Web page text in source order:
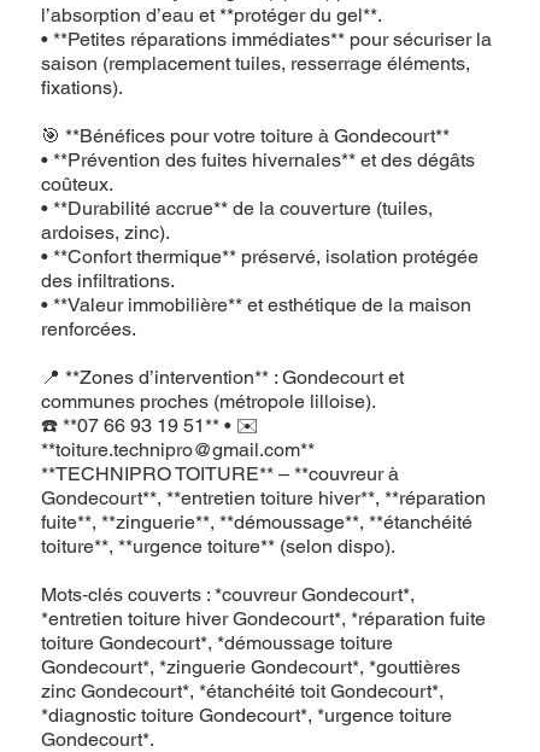
l’absorption d’eau et **protéger du gel**.
• **Petites réparations immédiates** pour sécuriser la
saison (remplacement tuiles, resserrage éléments,
fixations).
🎯 **Bénéfices pour votre toiture à Gondecourt**
• **Prévention des fuites hivernales** et des dégâts
coûteux.
• **Durabilité accrue** de la couverture (tuiles,
ardoises, zinc).
• **Confort thermique** préservé, isolation protégée
des infiltrations.
• **Valeur immobilière** et esthétique de la maison
renforcées.
📍 **Zones d’intervention** : Gondecourt et
communes proches (métropole lilloise).
☎️ **07 66 93 19 51** • ✉️
**toiture.technipro@gmail.com**
**TECHNIPRO TOITURE** – **couvreur à
Gondecourt**, **entretien toiture hiver**, **réparation
fuite**, **zinguerie**, **démoussage**, **étanchéité
toiture**, **urgence toiture** (selon dispo).
Mots‑clés couverts : *couvreur Gondecourt*,
*entretien toiture hiver Gondecourt*, *réparation fuite
toiture Gondecourt*, *démoussage toiture
Gondecourt*, *zinguerie Gondecourt*, *gouttières
zinc Gondecourt*, *étanchéité toit Gondecourt*,
*diagnostic toiture Gondecourt*, *urgence toiture
Gondecourt*.